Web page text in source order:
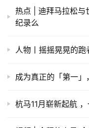
热点 | 迪拜马拉松与
纪录么
人物丨摇摇晃晃的
成为真正的「第一
杭马11月崭新起航